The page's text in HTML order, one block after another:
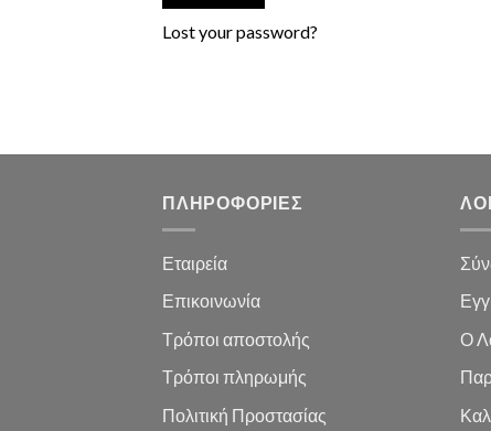
Lost your password?
ΠΛΗΡΟΦΟΡΙΕΣ
Εταιρεία
Επικοινωνία
Τρόποι αποστολής
Τρόποι πληρωμής
Πολιτική Προστασίας
Ο